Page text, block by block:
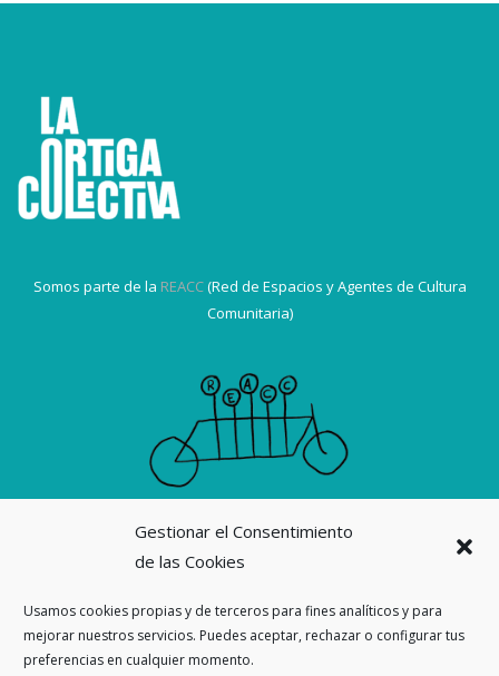
Gestionar el Consentimiento
de las Cookies
Usamos cookies propias y de terceros para fines analíticos y para
mejorar nuestros servicios. Puedes aceptar, rechazar o configurar tus
preferencias en cualquier momento.
Somos parte de la REACC(Red de Espacios y Agentes de Cultura
Comunitaria)
Suscribirme a la revista La Ortiga
Nuestras revistas
Ahora también enThreads